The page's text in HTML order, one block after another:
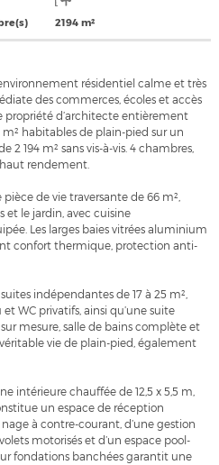
2194 m²
résidentiel calme et très
des commerces, écoles et accès
propriété d’architecte entièrement
habitables de plain-pied sur un
194 m² sans vis-à-vis. 4 chambres,
haut rendement.
pièce de vie traversante de 66 m²,
et le jardin, avec cuisine
Les larges baies vitrées aluminium
confort thermique, protection anti-
indépendantes de 17 à 25 m²,
WC privatifs, ainsi qu’une suite
mesure, salle de bains complète et
véritable vie de plain-pied, également
intérieure chauffée de 12,5 x 5,5 m,
un espace de réception
à contre-courant, d’une gestion
motorisés et d’un espace pool-
fondations banchées garantit une